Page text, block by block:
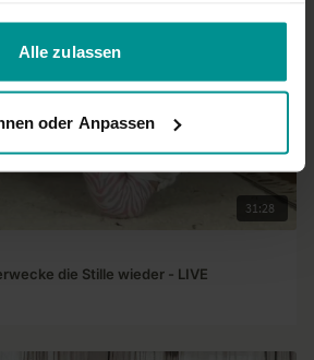
Alle zulassen
oder Anpassen
31:28
die Stille wieder - LIVE